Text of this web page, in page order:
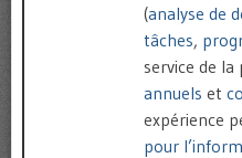
(analyse de
tâches,
service de
annuels et
expérience
pour